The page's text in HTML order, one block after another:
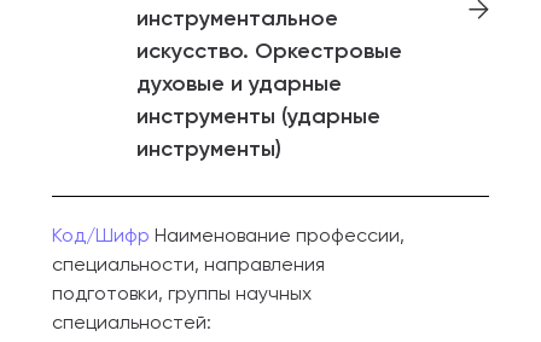
инструментальное
искусство. Оркестровые
духовые и ударные
инструменты (ударные
инструменты)
Код/Шифр Наименование профессии,
специальности, направления
подготовки, группы научных
специальностей: